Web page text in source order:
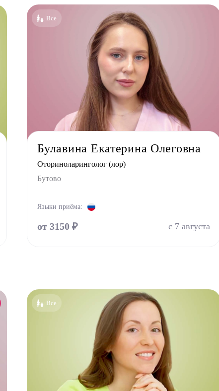
иммунолог
терапевт
(лор)
(Окулист)
имплантолог
Все
Булавина Екатерина Олеговна
Оториноларинголог (лор)
Бутово
Языки приёма:
от 3150 ₽ с 7 августа
Все